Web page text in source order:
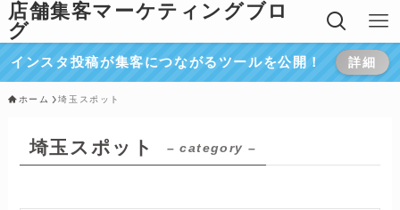
店舗集客マーケティングブロ
グ
インスタ投稿が集客につながるツールを公開！ 詳細
ホーム 埼玉スポット
埼玉スポット – category –